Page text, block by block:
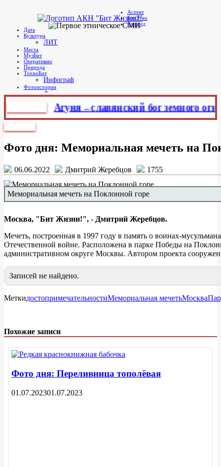
Telegram
Бит Жизни!
Агентство культурных новостей
Аспект
БитЭтно
Главред
Дата
Культура
ЛИТ
Места
МузБит
Оперативно
Природа
ТехноБит
Инфограф
Фотоистории
Фото дня
Агуня – славянский бог земного огня
Фото дня: Мемориальная мечеть на
06.06.2022 Дмитрий Жеребцов 1755
Мемориальная мечеть на Поклонной горе
Москва, "Бит Жизни!", - Дмитрий Жеребцов.
Мечеть, построенная в 1997 году в память о воинах-
Отечественной войне. Расположена в парке Победы на
административном округе Москвы. Автором проекта
Записей не найдено.
МеткидостопримечательностиМемориальная мечетьМосква
Похожие записи
Фото дня: Переливница тополёвая
01.07.202301.07.2023